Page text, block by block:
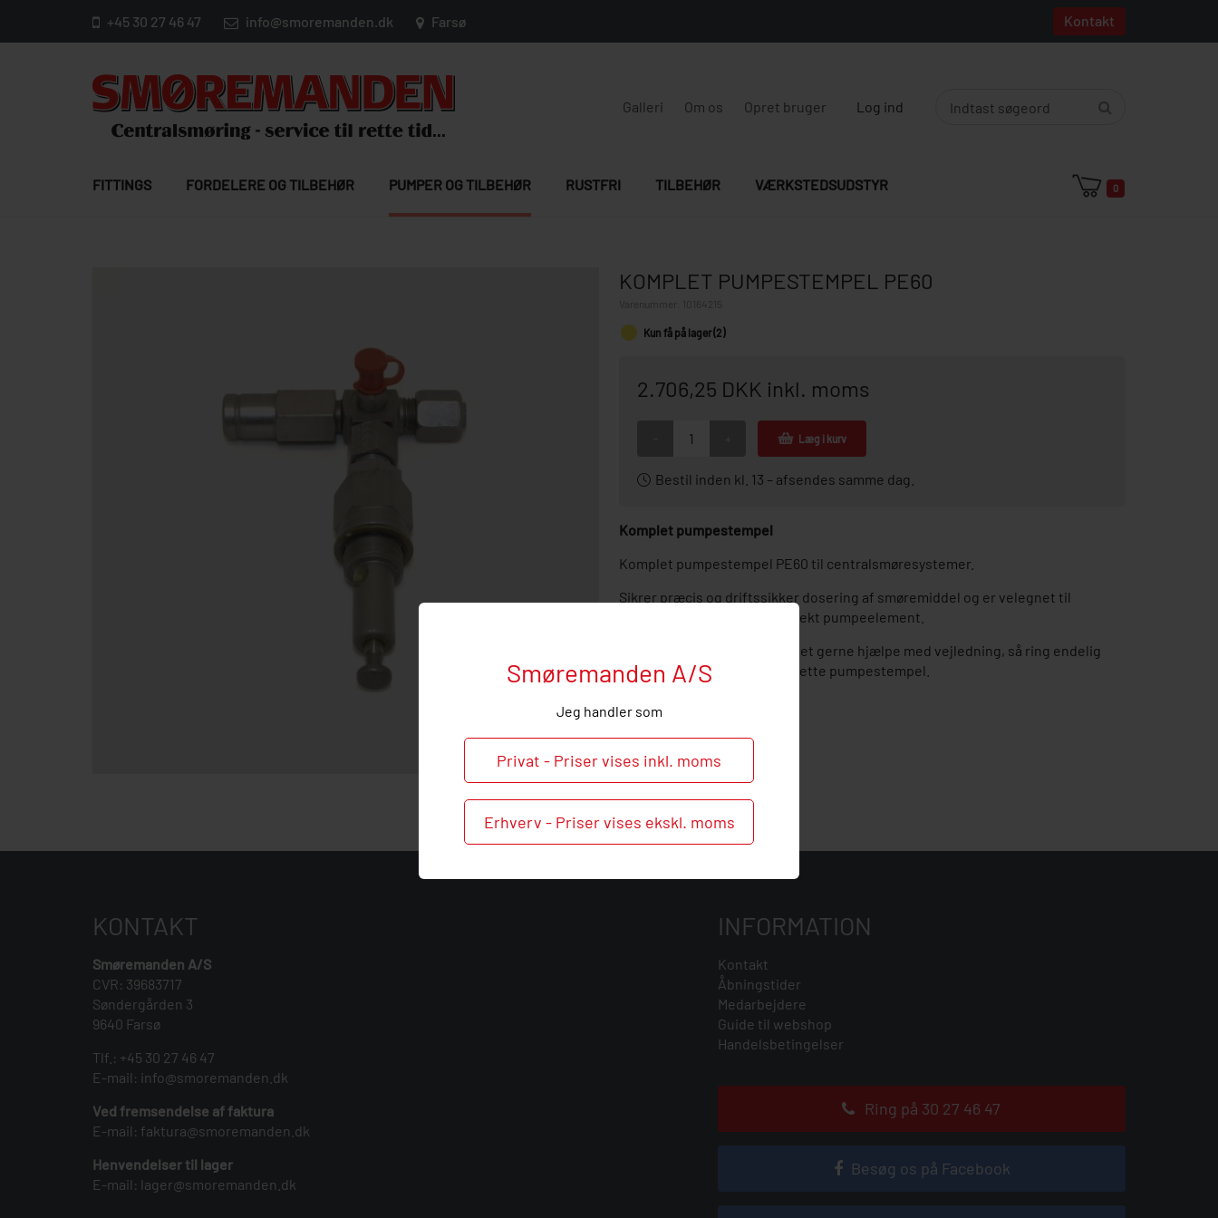
Smøremanden A/S
Jeg handler som
Privat - Priser vises inkl. moms
Erhverv - Priser vises ekskl. moms
+45 30 27 46 47 info@smoremanden.dk Farsø Kontakt
Galleri Om os Opret bruger Log ind
FITTINGS FORDELERE OG TILBEHØR PUMPER OG TILBEHØR RUSTFRI TILBEHØR VÆRKSTEDSUDSTYR 0
KOMPLET PUMPESTEMPEL PE60
10164215
Kun få på lager (2)
2.706,25 DKK inkl. moms
Læg i kurv
Bestil inden kl. 13 – afsendes samme dag.
Komplet pumpestempel
Komplet pumpestempel PE60 til centralsmøresystemer.
Sikrer præcis og driftssikker dosering af smøremiddel og er velegnet til
udskiftning ved slid eller defekt pumpeelement.
Hos Smøremanden vil vi meget gerne hjælpe med vejledning, så ring endelig
ved behov og spørgsmål til dette pumpestempel.
KONTAKT
Smøremanden A/S
CVR: 39683717
Søndergården 3
9640 Farsø
Tlf.: +45 30 27 46 47
E-mail: info@smoremanden.dk
Ved fremsendelse af faktura
E-mail: faktura@smoremanden.dk
Henvendelser til lager
E-mail: lager@smoremanden.dk
INFORMATION
Kontakt
Åbningstider
Medarbejdere
Guide til webshop
Handelsbetingelser
Ring på 30 27 46 47
Besøg os på Facebook